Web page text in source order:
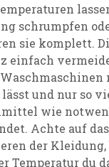
schrumpfen
sie komplett.
einfach
und nur so
wie
Achte auf
der Kleidung,
Temperatur du